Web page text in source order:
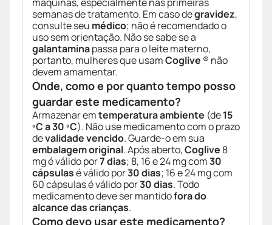
semanas de tratamento. Em caso degravidez,
consulte seu médico; não é recomendado o
uso sem orientação. Não se sabe se a
galantaminapassa para o leite materno,
portanto, mulheres que usamCoglive ® não
devem amamentar.
Onde, como e por quanto tempo posso
guardar este medicamento?
Armazenar emtemperatura ambiente (de15
ºC a 30 ºC). Não use medicamento com o prazo
devalidade vencido. Guarde-o em sua
embalagem original. Após aberto,Coglive 8
mg é válido por7 dias; 8, 16 e 24 mg com30
cápsulasé válido por30 dias; 16 e 24 mg com
60 cápsulas é válido por30 dias. Todo
medicamento deve ser mantidofora do
alcance das crianças.
Como devo usar este medicamento?